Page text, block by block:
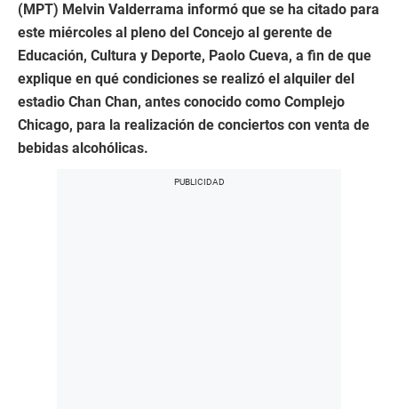
(MPT) Melvin Valderrama informó que se ha citado para
este miércoles al pleno del Concejo al gerente de
Educación, Cultura y Deporte, Paolo Cueva, a fin de que
explique en qué condiciones se realizó el alquiler del
estadio Chan Chan, antes conocido como Complejo
Chicago, para la realización de conciertos con venta de
bebidas alcohólicas.